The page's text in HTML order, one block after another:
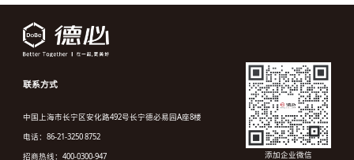
联系方式
中国上海市长宁区安化路492号长宁德必易园A座8楼
电话：86-21-3250 8752
招商热线：400-0300-947
添加企业微信